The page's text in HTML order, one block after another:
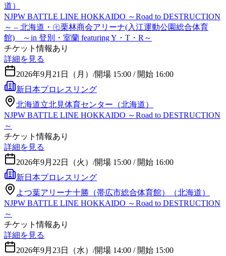
道）
NJPW BATTLE LINE HOKKAIDO ～Road to DESTRUCTION
～ – 北海道・㊆栗林商会アリーナ(入江運動公園総合体育
館) ～in 登別・室蘭 featuring Y・T・R～
チケット情報あり
詳細を見る
2026年9月21日（月） /開場 15:00 / 開始 16:00
新日本プロレスリング
北海道立北見体育センター（北海道）
NJPW BATTLE LINE HOKKAIDO ～Road to DESTRUCTION
～
チケット情報あり
詳細を見る
2026年9月22日（火） /開場 15:00 / 開始 16:00
新日本プロレスリング
よつ葉アリーナ十勝（帯広市総合体育館）（北海道）
NJPW BATTLE LINE HOKKAIDO ～Road to DESTRUCTION
～
チケット情報あり
詳細を見る
2026年9月23日（水） /開場 14:00 / 開始 15:00